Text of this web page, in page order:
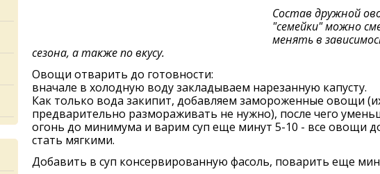
Состав дружной
"семейки" можно
менять в
сезона, а также по вкусу.
Овощи отварить до готовности:
вначале в холодную воду закладываем нарезанную капусту.
Как только вода закипит, добавляем замороженные овощи
предварительно размораживать не нужно), после чего
огонь до минимума и варим суп еще минут 5-10 - все овощи
стать мягкими.
Добавить в суп консервированную фасоль, поварить еще